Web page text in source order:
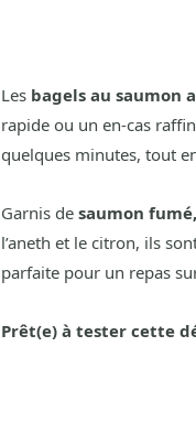
Les bagels au saumon
rapide ou un en-cas
quelques minutes, tout
Garnis de saumon
l’aneth et le citron, ils
parfaite pour un repas
Prêt(e) à tester cette